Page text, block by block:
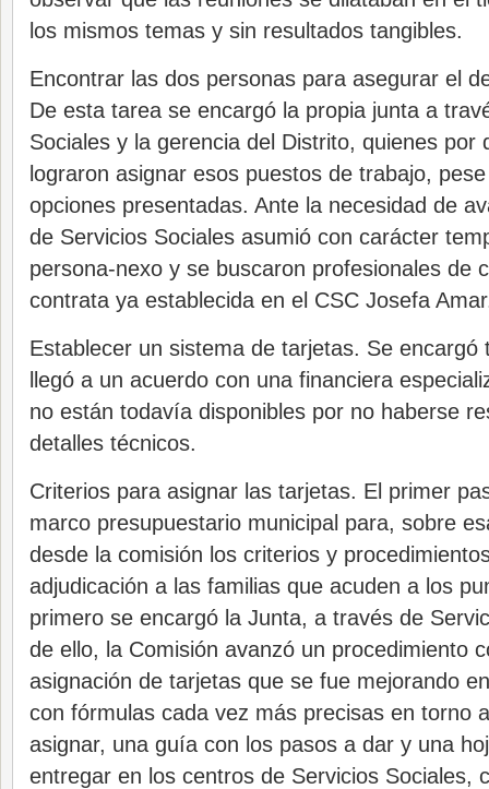
los mismos temas y sin resultados tangibles.
Encontrar las dos personas para asegurar el
De esta tarea se encargó la propia junta a
Sociales y la gerencia del Distrito, quienes por
lograron asignar esos puestos de trabajo,
opciones presentadas. Ante la necesidad de
de Servicios Sociales asumió con carácter
persona-nexo y se buscaron profesionales de
contrata ya establecida en el CSC Josefa
Establecer un sistema de tarjetas. Se encargó
llegó a un acuerdo con una financiera
no están todavía disponibles por no haberse
detalles técnicos.
Criterios para asignar las tarjetas. El primer
marco presupuestario municipal para, sobre
desde la comisión los criterios y
adjudicación a las familias que acuden a los
primero se encargó la Junta, a través de
de ello, la Comisión avanzó un procedimiento
asignación de tarjetas que se fue mejorando
con fórmulas cada vez más precisas en torno
asignar, una guía con los pasos a dar y una
entregar en los centros de Servicios Sociales,